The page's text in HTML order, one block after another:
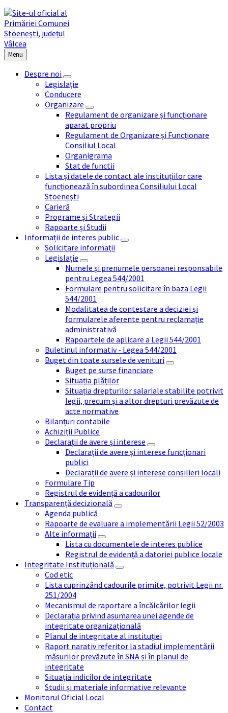
Menu
Despre noi
Legislație
Conducere
Organizare
Regulament de organizare și funcționare
aparat propriu
Regulament de Organizare și Funcționare
Consiliul Local
Organigrama
Stat de functii
Lista și datele de contact ale instituțiilor care
funcționează în subordinea Consiliului Local
Stoenești
Carieră
Programe și Strategii
Rapoarte și Studii
Informații de interes public
Solicitare informații
Legislație
Numele și prenumele persoanei responsabile
pentru Legea 544/2001
Formulare pentru solicitare în baza Legii
544/2001
Modalitatea de contestare a deciziei și
formularele aferente pentru reclamație
administrativă
Rapoartele de aplicare a Legii 544/2001
Buletinul informativ - Legea 544/2001
Buget din toate sursele de venituri
Buget pe surse financiare
Situația plăților
Situația drepturilor salariale stabilite potrivit
legii, precum și a altor drepturi prevăzute de
acte normative
Bilanțuri contabile
Achiziții Publice
Declarații de avere și interese
Declarații de avere și interese funcționari
publici
Declarații de avere și interese consilieri locali
Formulare Tip
Registrul de evidență a cadourilor
Transparență decizională
Agenda publică
Rapoarte de evaluare a implementării Legii 52/2003
Alte informații
Lista cu documentele de interes publice
Registrul de evidență a datoriei publice locale
Integritate Instituțională
Cod etic
Lista cuprinzând cadourile primite, potrivit Legii nr.
251/2004
Mecanismul de raportare a încălcărilor legii
Declarația privind asumarea unei agende de
integritate organizațională
Planul de integritate al instituției
Raport narativ referitor la stadiul implementării
măsurilor prevăzute în SNA și în planul de
integritate
Situația indicilor de integritate
Studii și materiale informative relevante
Monitorul Oficial Local
Contact